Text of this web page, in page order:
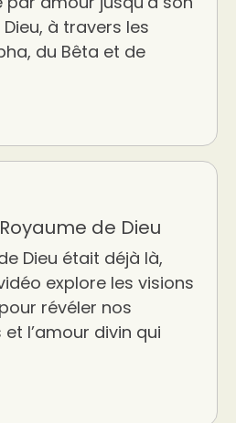
à travers les
du Bêta et de
de Dieu
Dieu était déjà là,
explore les visions
révéler nos
l’amour divin qui